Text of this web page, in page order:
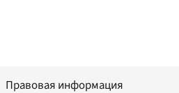
Правовая информация